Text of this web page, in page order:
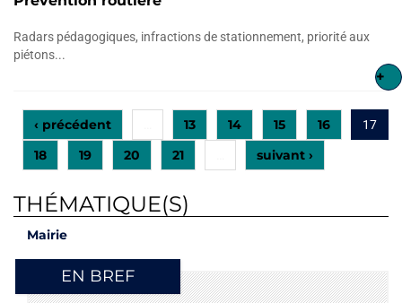
Radars pédagogiques, infractions de stationnement, priorité aux
piétons...
+
‹ précédent 13 14 15 16 17
18 19 20 21 suivant ›
THÉMATIQUE(S)
Mairie
EN BREF